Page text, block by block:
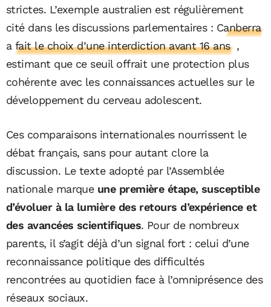
strictes. L’exemple australien est régulièrement
cité dans les discussions parlementaires : Canberra
a fait le choix d’une interdiction avant 16 ans ,
estimant que ce seuil offrait une protection plus
cohérente avec les connaissances actuelles sur le
développement du cerveau adolescent.
Ces comparaisons internationales nourrissent le
débat français, sans pour autant clore la
discussion. Le texte adopté par l’Assemblée
nationale marque une première étape, susceptible
d’évoluer à la lumière des retours d’expérience et
des avancées scientifiques. Pour de nombreux
parents, il s’agit déjà d’un signal fort : celui d’une
reconnaissance politique des difficultés
rencontrées au quotidien face à l’omniprésence des
réseaux sociaux.